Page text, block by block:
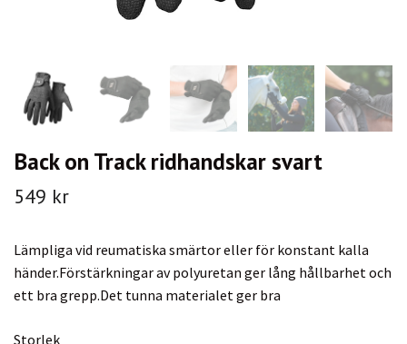
Back on Track ridhandskar svart
549 kr
Lämpliga vid reumatiska smärtor eller för konstant kalla
händer.Förstärkningar av polyuretan ger lång hållbarhet och
ett bra grepp.Det tunna materialet ger bra
Storlek